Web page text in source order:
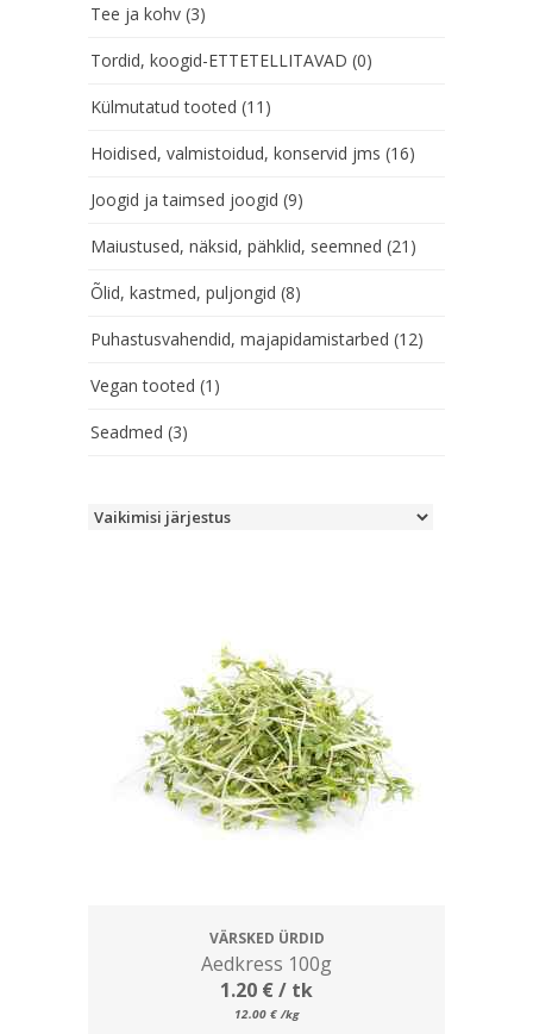
Tee ja kohv (3)
Tordid, koogid-ETTETELLITAVAD (0)
Külmutatud tooted (11)
Hoidised, valmistoidud, konservid jms (16)
Joogid ja taimsed joogid (9)
Maiustused, näksid, pähklid, seemned (21)
Õlid, kastmed, puljongid (8)
Puhastusvahendid, majapidamistarbed (12)
Vegan tooted (1)
Seadmed (3)
VÄRSKED ÜRDID
Aedkress 100g
1.20 €/ tk
12.00 € /kg